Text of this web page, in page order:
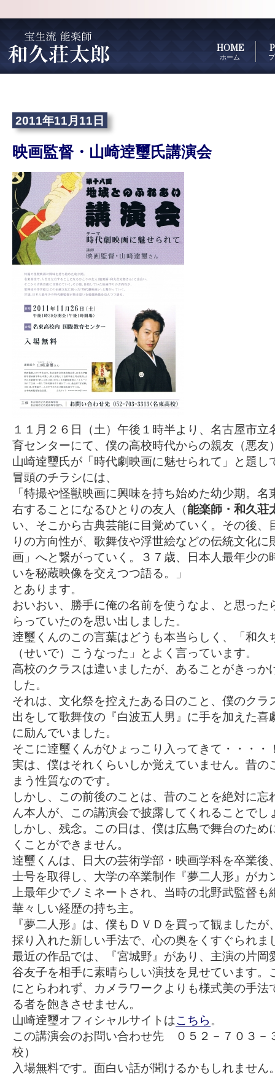
HOME
ホーム
2011年11月11日
映画監督・山崎逹璽氏講演会
１１月２６日（土）午後１時半より、名古屋市立
育センターにて、僕の高校時代からの親友（悪友
山崎逹璽氏が「時代劇映画に魅せられて」と題し
冒頭のチラシには、
「特撮や怪獣映画に興味を持ち始めた幼少期。
右することになるひとりの友人（能楽師・和久荘
い、そこから古典芸能に目覚めていく。その後、
りの方向性が、歌舞伎や浮世絵などの伝統文化に
画」へと繋がっていく。３７歳、日本人最年少の
いを秘蔵映像を交えつつ語る。」
とあります。
おいおい、勝手に俺の名前を使うなよ、と思った
らっていたのを思い出しました。
逹璽くんのこの言葉はどうも本当らしく、「和久
（せいで）こうなった」とよく言っています。
高校のクラスは違いましたが、あることがきっか
した。
それは、文化祭を控えたある日のこと、僕のクラ
出をして歌舞伎の『白波五人男』に手を加えた喜
に励んでいました。
そこに逹璽くんがひょっこり入ってきて・・・・
実は、僕はそれくらいしか覚えていません。昔の
まう性質なのです。
しかし、この前後のことは、昔のことを絶対に忘
ん本人が、この講演会で披露してくれることでし
しかし、残念。この日は、僕は広島で舞台のため
くことができません。
逹璽くんは、日大の芸術学部・映画学科を卒業後
士号を取得し、大学の卒業制作『夢二人形』がカ
上最年少でノミネートされ、当時の北野武監督
華々しい経歴の持ち主。
『夢二人形』は、僕もＤＶＤを買って観ました
採り入れた新しい手法で、心の奥をくすぐられま
最近の作品では、『宮城野』があり、主演の片岡
谷友子を相手に素晴らしい演技を見せています。
にとらわれず、カメラワークよりも様式美の手法
る者を飽きさせません。
山崎逹璽オフィシャルサイトはこちら 。
この講演会のお問い合わせ先 ０５２－７０３－
校）
入場無料です。面白い話が聞けるかもしれません